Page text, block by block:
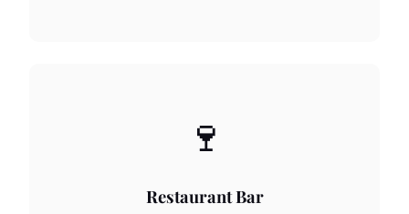
🍷
Restaurant Bar